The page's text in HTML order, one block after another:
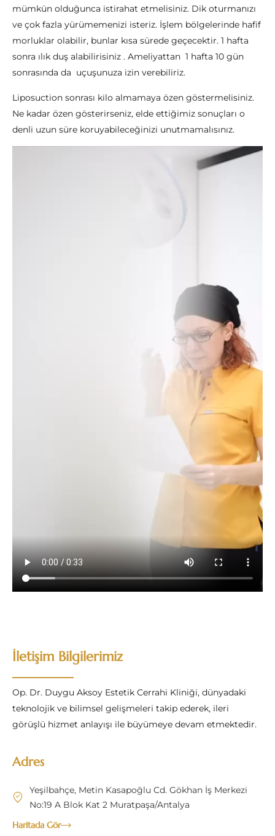
mümkün olduğunca istirahat etmelisiniz. Dik oturmanızı
ve çok fazla yürümemenizi isteriz. İşlem bölgelerinde hafif
morluklar olabilir, bunlar kısa sürede geçecektir. 1 hafta
sonra ılık duş alabilirisiniz . Ameliyattan 1 hafta 10 gün
sonrasında da uçuşunuza izin verebiliriz.
Liposuction sonrası kilo almamaya özen göstermelisiniz.
Ne kadar özen gösterirseniz, elde ettiğimiz sonuçları o
denli uzun süre koruyabileceğinizi unutmamalısınız.
İletişim Bilgilerimiz
Op. Dr. Duygu Aksoy Estetik Cerrahi Kliniği, dünyadaki
teknolojik ve bilimsel gelişmeleri takip ederek, ileri
görüşlü hizmet anlayışı ile büyümeye devam etmektedir.
Adres
Yeşilbahçe, Metin Kasapoğlu Cd. Gökhan İş Merkezi
No:19 A Blok Kat 2 Muratpaşa/Antalya
Haritada Gör